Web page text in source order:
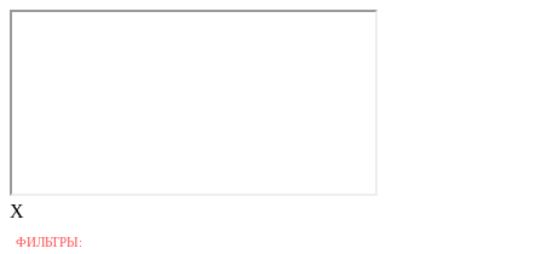
X
ФИЛЬТРЫ: